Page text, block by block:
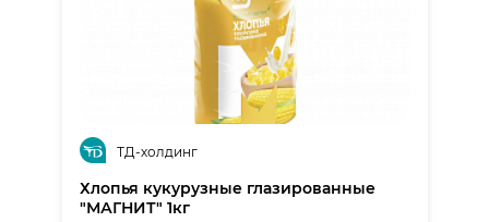
ТД-холдинг
Хлопья кукурузные глазированные
"МАГНИТ" 1кг